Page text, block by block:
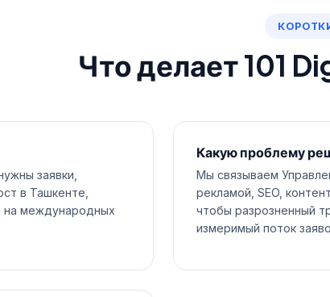
Что делает 101
заявки,
в Ташкенте,
на международных
Какую проблему
Мы связываем
рекламой, SEO,
чтобы разрозненный
измеримый поток